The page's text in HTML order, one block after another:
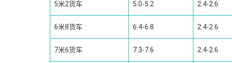
5米2货车 5.0-5.2 2.4-2.6
6米8货车 6.4-6.8 2.4-2.6
7米6货车 7.3-7.6 2.4-2.6